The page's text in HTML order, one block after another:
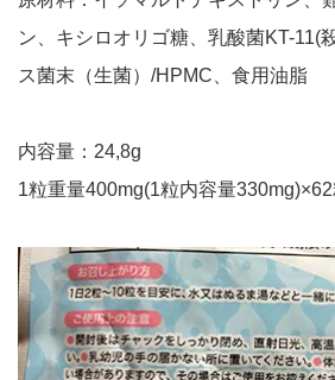
ン、キシロオリゴ糖、乳酸菌KT-11(
ス菌末（生菌）/HPMC、食用油脂
内容量：24,8g
1粒重量400mg(1粒内容量330mg)×62